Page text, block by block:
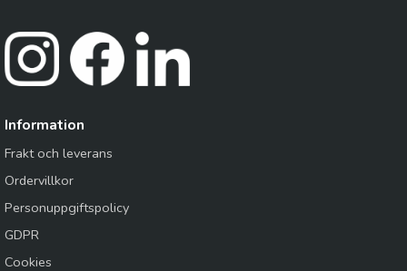
Information
Frakt och leverans
Ordervillkor
Personuppgiftspolicy
GDPR
Cookies